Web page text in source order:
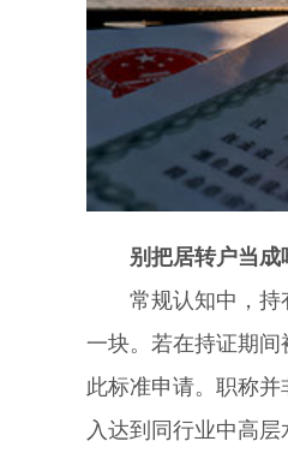
别把居转户当成
常规认知中，持有
一块。若在持证期
此标准申请。职称
入达到同行业中高层